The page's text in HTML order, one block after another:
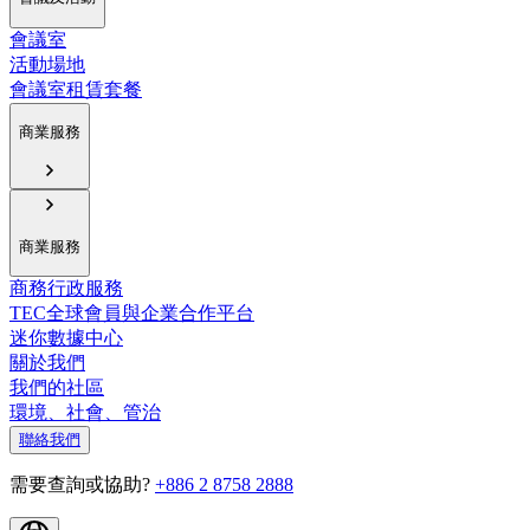
會議室
活動場地
會議室租賃套餐
商業服務
商業服務
商務行政服務
TEC全球會員與企業合作平台
迷你數據中心
關於我們
我們的社區
環境、社會、管治
聯絡我們
需要查詢或協助? +886 2 8758 2888